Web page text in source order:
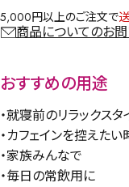
5,000円以上のご注文で
商品についてのお
おすすめの用途
・就寝前のリラックスタ
・カフェインを控えたい
・家族みんなで
・毎日の常飲用に